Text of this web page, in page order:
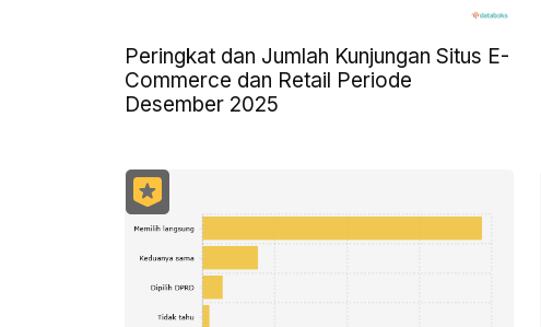
Peringkat dan Jumlah Kunjungan Situs E-
Commerce dan Retail Periode
Desember 2025